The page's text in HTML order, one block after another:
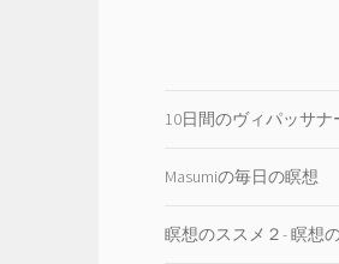
10日間のヴィパッサ
Masumiの毎日の瞑想
瞑想のススメ２- 瞑想